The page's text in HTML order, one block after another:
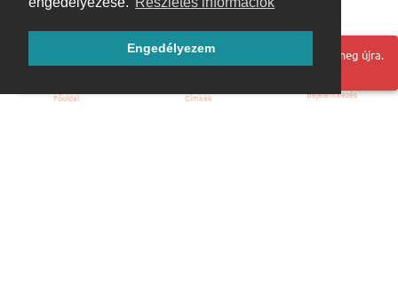
Engedélyezem
Hoppá! Valami hiba történt. Frissítse az oldalt és próbálja meg újra.
Főoldal Címkék Bejelentkezés